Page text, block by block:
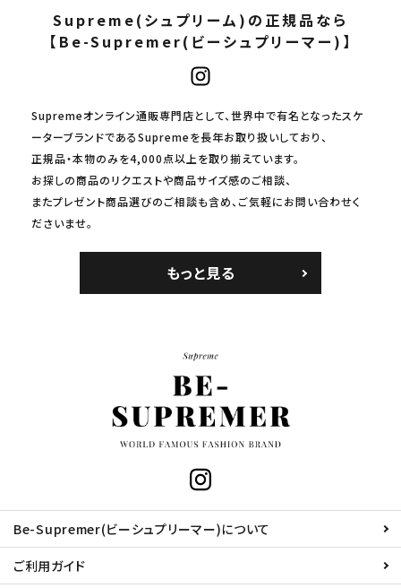
Supreme(シュプリーム)の正規品なら
【Be-Supremer(ビーシュプリーマー)】
Supremeオンライン通販専門店として、世界中で有名となったスケ
ーターブランドであるSupremeを長年お取り扱いしており、
正規品・本物のみを4,000点以上を取り揃えています。
お探しの商品のリクエストや商品サイズ感のご相談、
またプレゼント商品選びのご相談も含め、ご気軽にお問い合わせく
ださいませ。
もっと見る
Be-Supremer(ビーシュプリーマー)について
ご利用ガイド